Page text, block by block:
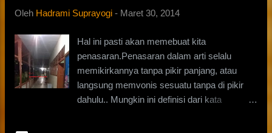
Oleh Hadrami Suprayogi - Maret 30, 2014
Hal ini pasti akan memebuat kita
penasaran.Penasaran dalam arti selalu
memikirkannya tanpa pikir panjang, atau
langsung memvonis sesuatu tanpa di pikir
dahulu.. Mungkin ini definisi dari kata